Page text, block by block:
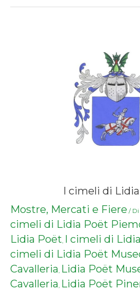
I cimeli di
Mostre, Mercati e Fiere / Di
cimeli di Lidia Poët
Lidia Poët, I cimeli di
cimeli di Lidia Poët
Cavalleria, Lidia Poët
Cavalleria, Lidia Poët